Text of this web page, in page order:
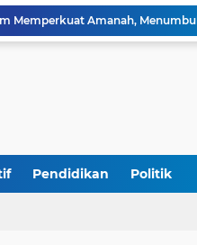
Pendidikan Politik